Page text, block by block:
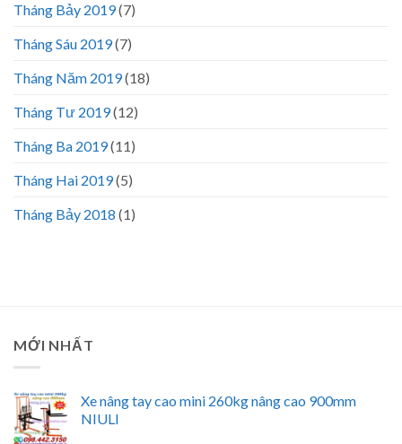
Tháng Bảy 2019(7)
Tháng Sáu 2019(7)
Tháng Năm 2019(18)
Tháng Tư 2019(12)
Tháng Ba 2019(11)
Tháng Hai 2019(5)
Tháng Bảy 2018 (1)
MỚI NHẤT
Xe nâng tay cao mini 260kg nâng cao 900mm
NIULI